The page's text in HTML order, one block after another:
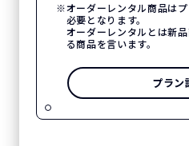
オーダーレンタル商品は
必要となります。
オーダーレンタルとは新
る商品を言います。
プラン